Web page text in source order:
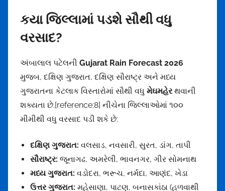
કયા જિલ્લામાં પડશે સૌથી વધુ
વરસાદ?
અંબાલાલ પટેલની Gujarat Rain Forecast 2026
મુજબ, દક્ષિણ ગુજરાત, દક્ષિણ સૌરાષ્ટ્ર અને મધ્ય
ગુજરાતના કેટલાક વિસ્તારોમાં સૌથી વધુ મેઘમહેરથવાની
શક્યતા છે.[reference:8] નીચેના જિલ્લાઓમાં ૧૦૦
મીમીથી વધુ વરસાદ પડી શકે છે:
દક્ષિણ ગુજરાત: વલસાડ, નવસારી, સુરત, ડાંગ, તાપી
સૌરાષ્ટ્ર: જૂનાગઢ, અમરેલી, ભાવનગર, ગીર સોમનાથ
મધ્ય ગુજરાત: વડોદરા, ભરૂચ, નર્મદા, આણંદ, ખેડા
ઉત્તર ગુજરાત: મહેસાણા, પાટણ, બનાસકાંઠા (હળવાથી